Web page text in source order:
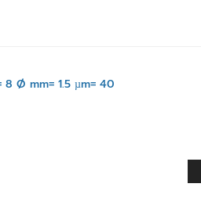
8 Ø mm= 1.5 µm= 40